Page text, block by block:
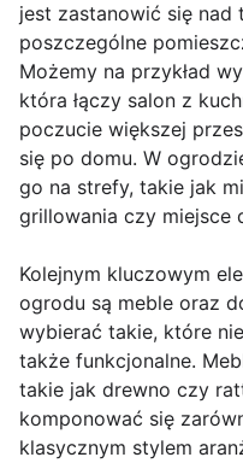
jest zastanowić się
poszczególne
Możemy na przykład
która łączy salon z
poczucie większej
się po domu. W
go na strefy, takie jak
grillowania czy miejsce
Kolejnym kluczowym
ogrodu są meble oraz
wybierać takie, które
także funkcjonalne.
takie jak drewno czy
komponować się
klasycznym stylem